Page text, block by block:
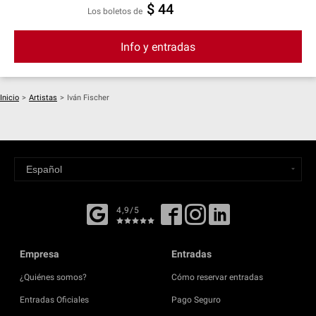
Los boletos de $ 44
Info y entradas
Inicio > Artistas > Iván Fischer
4,9/5
Empresa
¿Quiénes somos?
Entradas Oficiales
Entradas
Cómo reservar entradas
Pago Seguro